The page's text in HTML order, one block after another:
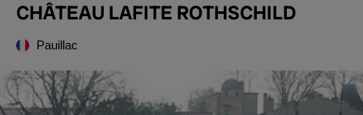
CHÂTEAU LAFITE ROTHSCHILD
Pauillac